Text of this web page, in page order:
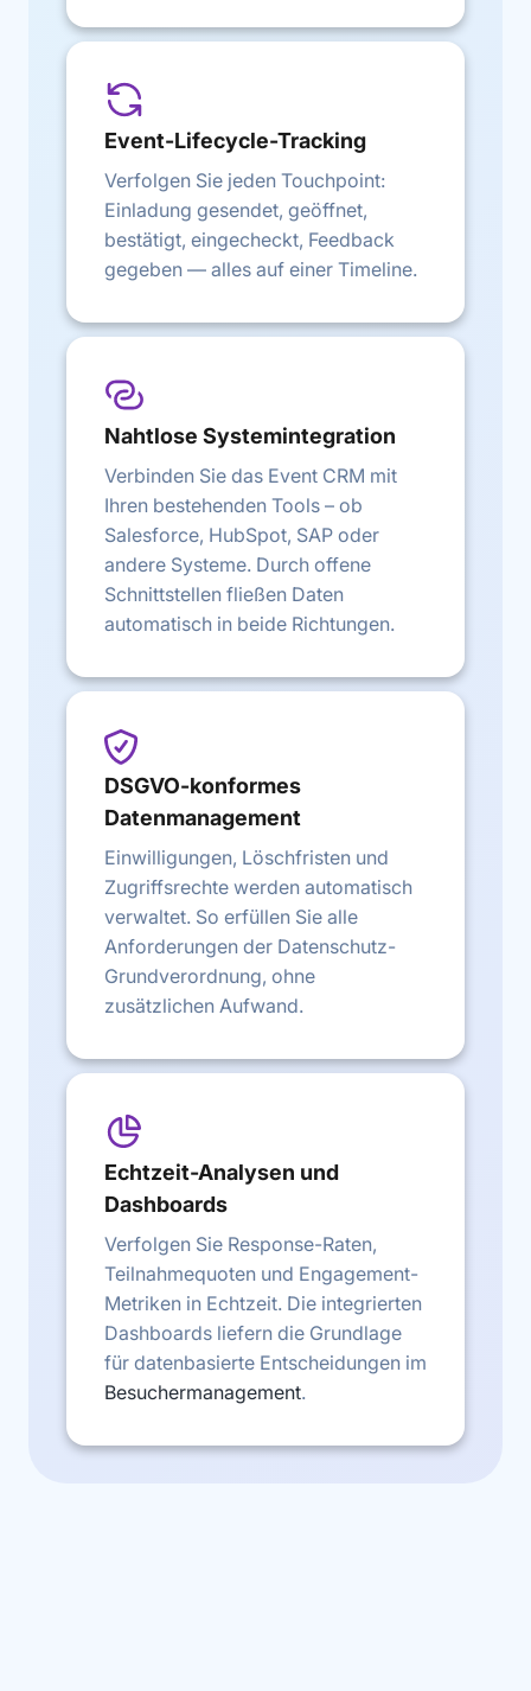
Event-Lifecycle-Tracking
Verfolgen Sie jeden Touchpoint:
Einladung gesendet, geöffnet,
bestätigt, eingecheckt, Feedback
gegeben — alles auf einer Timeline.
Nahtlose Systemintegration
Verbinden Sie das Event CRM mit
Ihren bestehenden Tools – ob
Salesforce, HubSpot, SAP oder
andere Systeme. Durch offene
Schnittstellen fließen Daten
automatisch in beide Richtungen.
DSGVO-konformes
Datenmanagement
Einwilligungen, Löschfristen und
Zugriffsrechte werden automatisch
verwaltet. So erfüllen Sie alle
Anforderungen der Datenschutz-
Grundverordnung, ohne
zusätzlichen Aufwand.
Echtzeit-Analysen und
Dashboards
Verfolgen Sie Response-Raten,
Teilnahmequoten und Engagement-
Metriken in Echtzeit. Die integrierten
Dashboards liefern die Grundlage
für datenbasierte Entscheidungen im
Besuchermanagement.